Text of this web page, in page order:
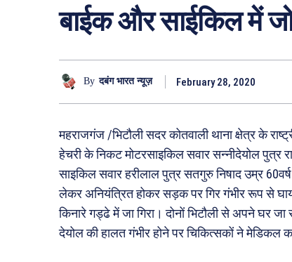
बाईक और साईकिल में
By दबंग भारत न्यूज़ February 28, 2020
महराजगंज /भिटौली सदर कोतवाली थाना क्षेत्र के
हेचरी के निकट मोटरसाइकिल सवार सन्नीदेयोल पुत्र
साइकिल सवार हरीलाल पुत्र सतगुरु निषाद उम्र
लेकर अनियंत्रित होकर सड़क पर गिर गंभीर रूप से
किनारे गड्ढे में जा गिरा। दोनों भिटौली से अपने घर
देयोल की हालत गंभीर होने पर चिकित्सकों ने मेडिकल